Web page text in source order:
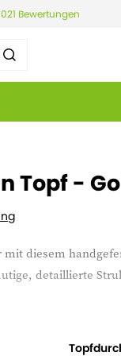
Bewertungen
Topf -
diesem
detaillierte
keinenassen